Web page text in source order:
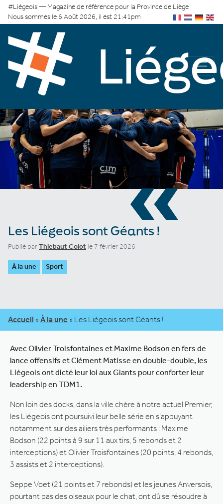
#Liégeois — Magazine de référence pour la Province de Liège
Nous sommes le 6 Août 2026, il est 21:41pm
«
Les Liégeois sont Géants !
Publié parThiebaut Colot le 7 février 2026
À la une Sport
Accueil » À la une » Les Liégeois sont Géants !
Avec Olivier Troisfontaines et Maxime Bodson en fers de
lance offensifs et Clément Matisse en double-double, les
Liégeois ont dicté leur loi aux Giants pour conforter leur
leadership en TDM1.
Non loin des docks, dans la ville chère à notre actuel Premier,
les Liégeois ont poursuivi leur belle série en s’appuyant
notamment sur des ailiers très performants : Maxime
Bodson (22 points à 9 sur 11 aux tirs, 5 rebonds et 2
interceptions) et Olivier Troisfontaines (20 points, 4 rebonds,
3 assists et 2 interceptions).
Seppe Voet (21 points et 7 rebonds) et les jeunes Anversois,
pourtant pas des oiseaux pour le chat, ont dû se résoudre à